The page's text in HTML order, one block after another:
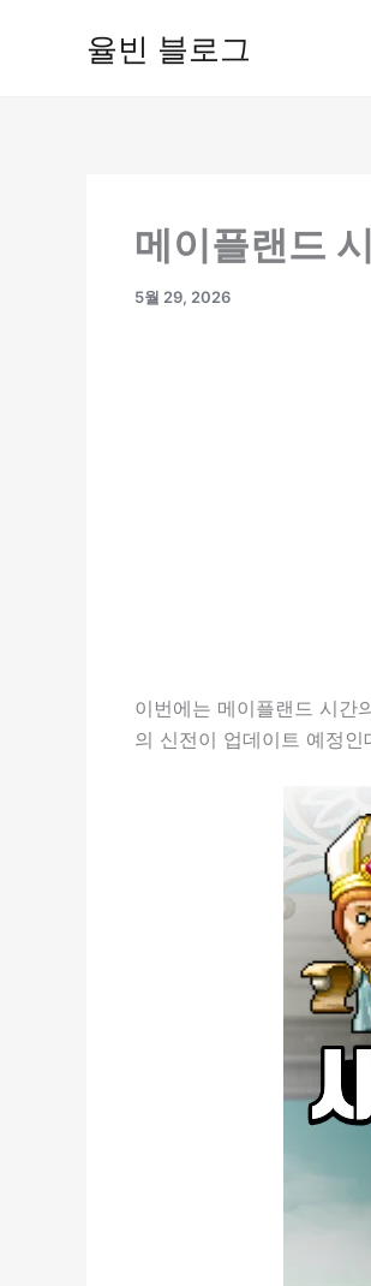
율빈 블로그
메이플랜드
5월 29, 2026
이번에는 메이플랜드 시간
의 신전이 업데이트 예정